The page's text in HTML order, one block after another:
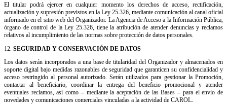
El titular podrá ejercer en cualquier momento los derechos de acceso, rectificación,
actualización y supresión previstos en la Ley 25.326, mediante comunicación al canal oficial
informado en el sitio web del Organizador. La Agencia de Acceso a la Información Pública,
órgano de control de la Ley 25.326, tiene la atribución de atender denuncias y reclamos
relativos al incumplimiento de las normas sobre protección de datos personales.
12. SEGURIDAD Y CONSERVACIÓN DE DATOS
Los datos serán incorporados a una base de titularidad del Organizador y almacenados en
soporte digital bajo medidas razonables de seguridad que garanticen su confidencialidad y
acceso restringido al personal autorizado. Serán utilizados para gestionar la Promoción,
contactar al beneficiario, coordinar la entrega del beneficio promocional y atender
eventuales reclamos, así como – mediante la aceptación de las Bases – para el envío de
novedades y comunicaciones comerciales vinculadas a la actividad de CAROL.